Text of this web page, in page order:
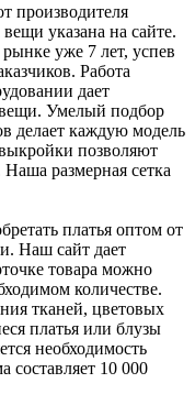
производителя
указана на сайте.
уже 7 лет, успев
Работа
дает
вещи. Умелый подбор
делает каждую модель
позволяют
размерная сетка
платья оптом от
Наш сайт дает
товара можно
количестве.
тканей, цветовых
платья или блузы
необходимость
составляет 10 000